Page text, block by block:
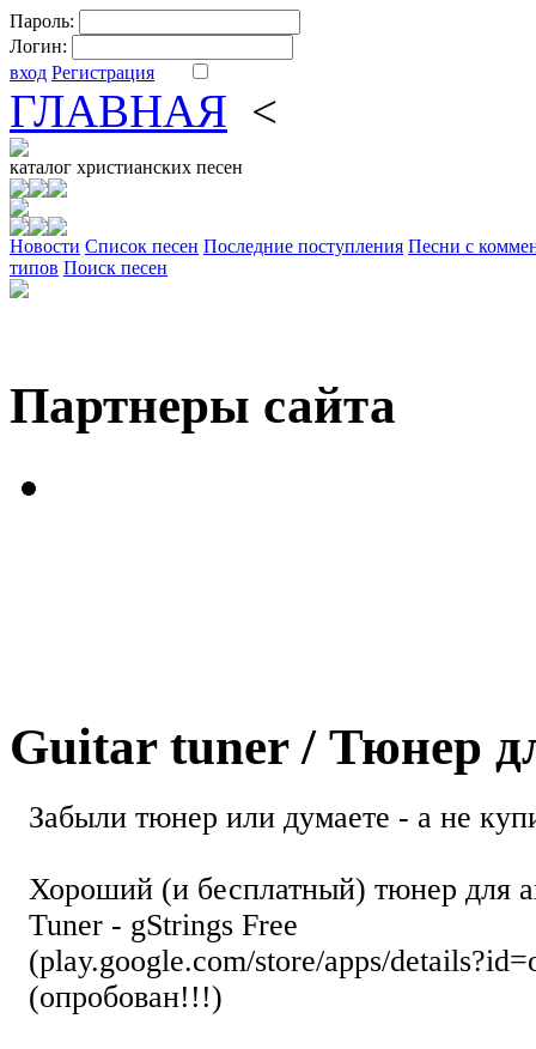
Пароль:
Логин:
вход Регистрация
ГЛАВНАЯ <
каталог христианских песен
Новости Cписок песен Последние поступления Песни с
типов Поиск песен
Партнеры сайта
Guitar tuner / Тюнер
Забыли тюнер или думаете - а не
Хороший (и бесплатный) тюнер для
Tuner - gStrings Free
(play.google.com/store/apps/
(опробован!!!)